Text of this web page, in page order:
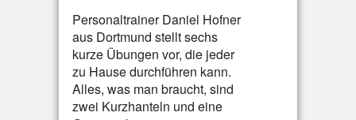
Personaltrainer Daniel Hofner
aus Dortmund stellt sechs
kurze Übungen vor, die jeder
zu Hause durchführen kann.
Alles, was man braucht, sind
zwei Kurzhanteln und eine